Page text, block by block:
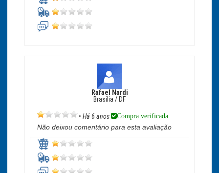
Rafael Nardi
Brasília / DF
• Há 6 anos Compra verificada
Não deixou comentário para esta avaliação